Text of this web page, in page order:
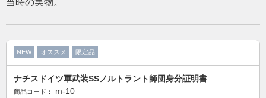
当時の実物。
NEW オススメ 限定品
ナチスドイツ軍武装SSノルトラント師団身分証明書
商品コード： m-10